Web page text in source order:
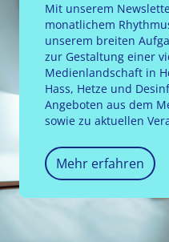
Mit unserem
monatlichem
unserem breiten
zur Gestaltung einer
Medienlandschaft in
Hass, Hetze und
Angeboten aus dem
sowie zu aktuellen
Mehr erfahren